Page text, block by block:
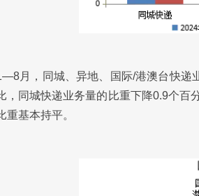
月，同城、异地、国际/港澳台快递
，同城快递业务量的比重下降0.9个百
重基本持平。